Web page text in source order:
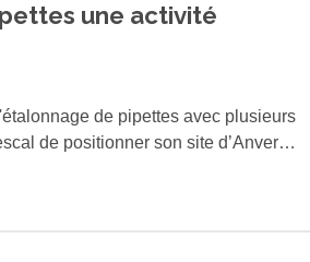
au niveau supérieur !
une activité
de pipettes avec plusieurs
de positionner son site d’Anvers